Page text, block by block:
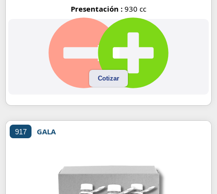
Presentación : 930 cc
Cotizar
917 GALA